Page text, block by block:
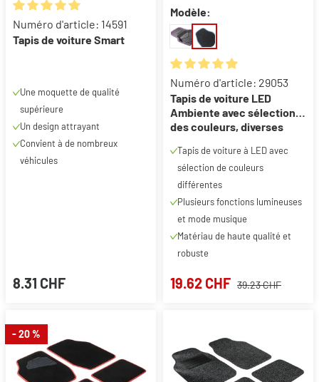
Note moyenne de 5 sur 5 étoiles
Numéro d'article: 14591
Tapis de voiture Smart
Une moquette de qualité
supérieure
Un design attrayant
Convient à de nombreux
véhicules
8.31 CHF
Modèle:
Note moyenne de 4.95 sur 5
Numéro d'article: 29053
Tapis de voiture LED
Ambiente avec sélection
des couleurs, diverses
télécommande pour
l'éclairage d'ambiance
Tapis de voiture à LED avec
sélection de couleurs
différentes
Plusieurs fonctions lumineuses
et mode musique
Matériau de haute qualité et
robuste
19.62 CHF 39.23 CHF
- 20 %